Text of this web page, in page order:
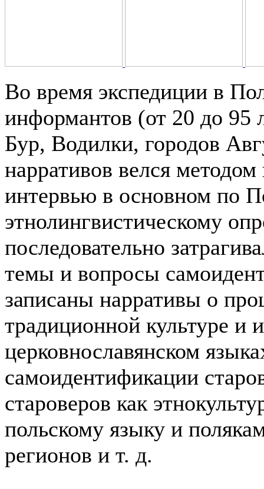
Во время экспедиции в
информантов (от 20 до 95
Бур, Водилки, городов
нарративов велся
интервью в основном по
этнолингвистическому
последовательно
темы и вопросы
записаны нарративы о
традиционной культуре и
церковнославянском
самоидентификации
староверов как
польскому языку и
регионов и т. д.